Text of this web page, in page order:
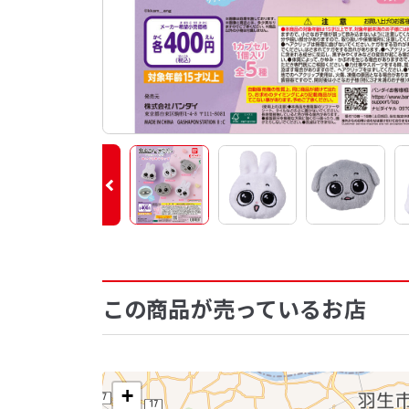
この商品が売っているお店
+